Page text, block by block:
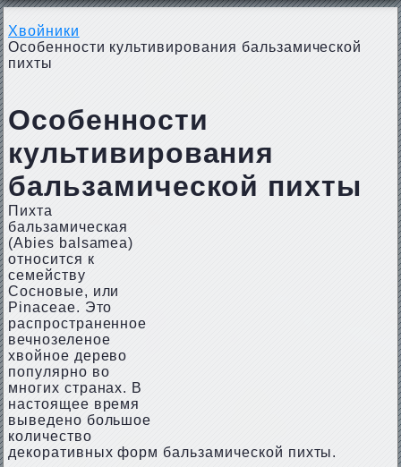
Хвойники
Особенности культивирования бальзамической
пихты
Особенности
культивирования
бальзамической пихты
Пихта
бальзамическая
(Abies balsamea)
относится к
семейству
Сосновые, или
Pinaceae. Это
распространенное
вечнозеленое
хвойное дерево
популярно во
многих странах. В
настоящее время
выведено большое
количество
декоративных форм бальзамической пихты.